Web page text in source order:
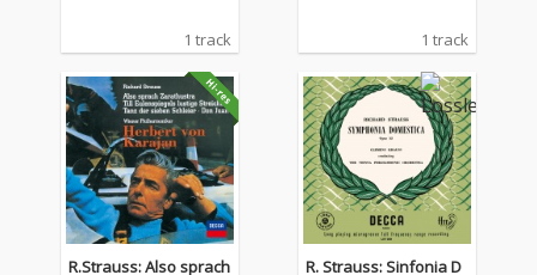
1 track 1 track
R.Strauss: Also sprach
R. Strauss: Sinfonia D